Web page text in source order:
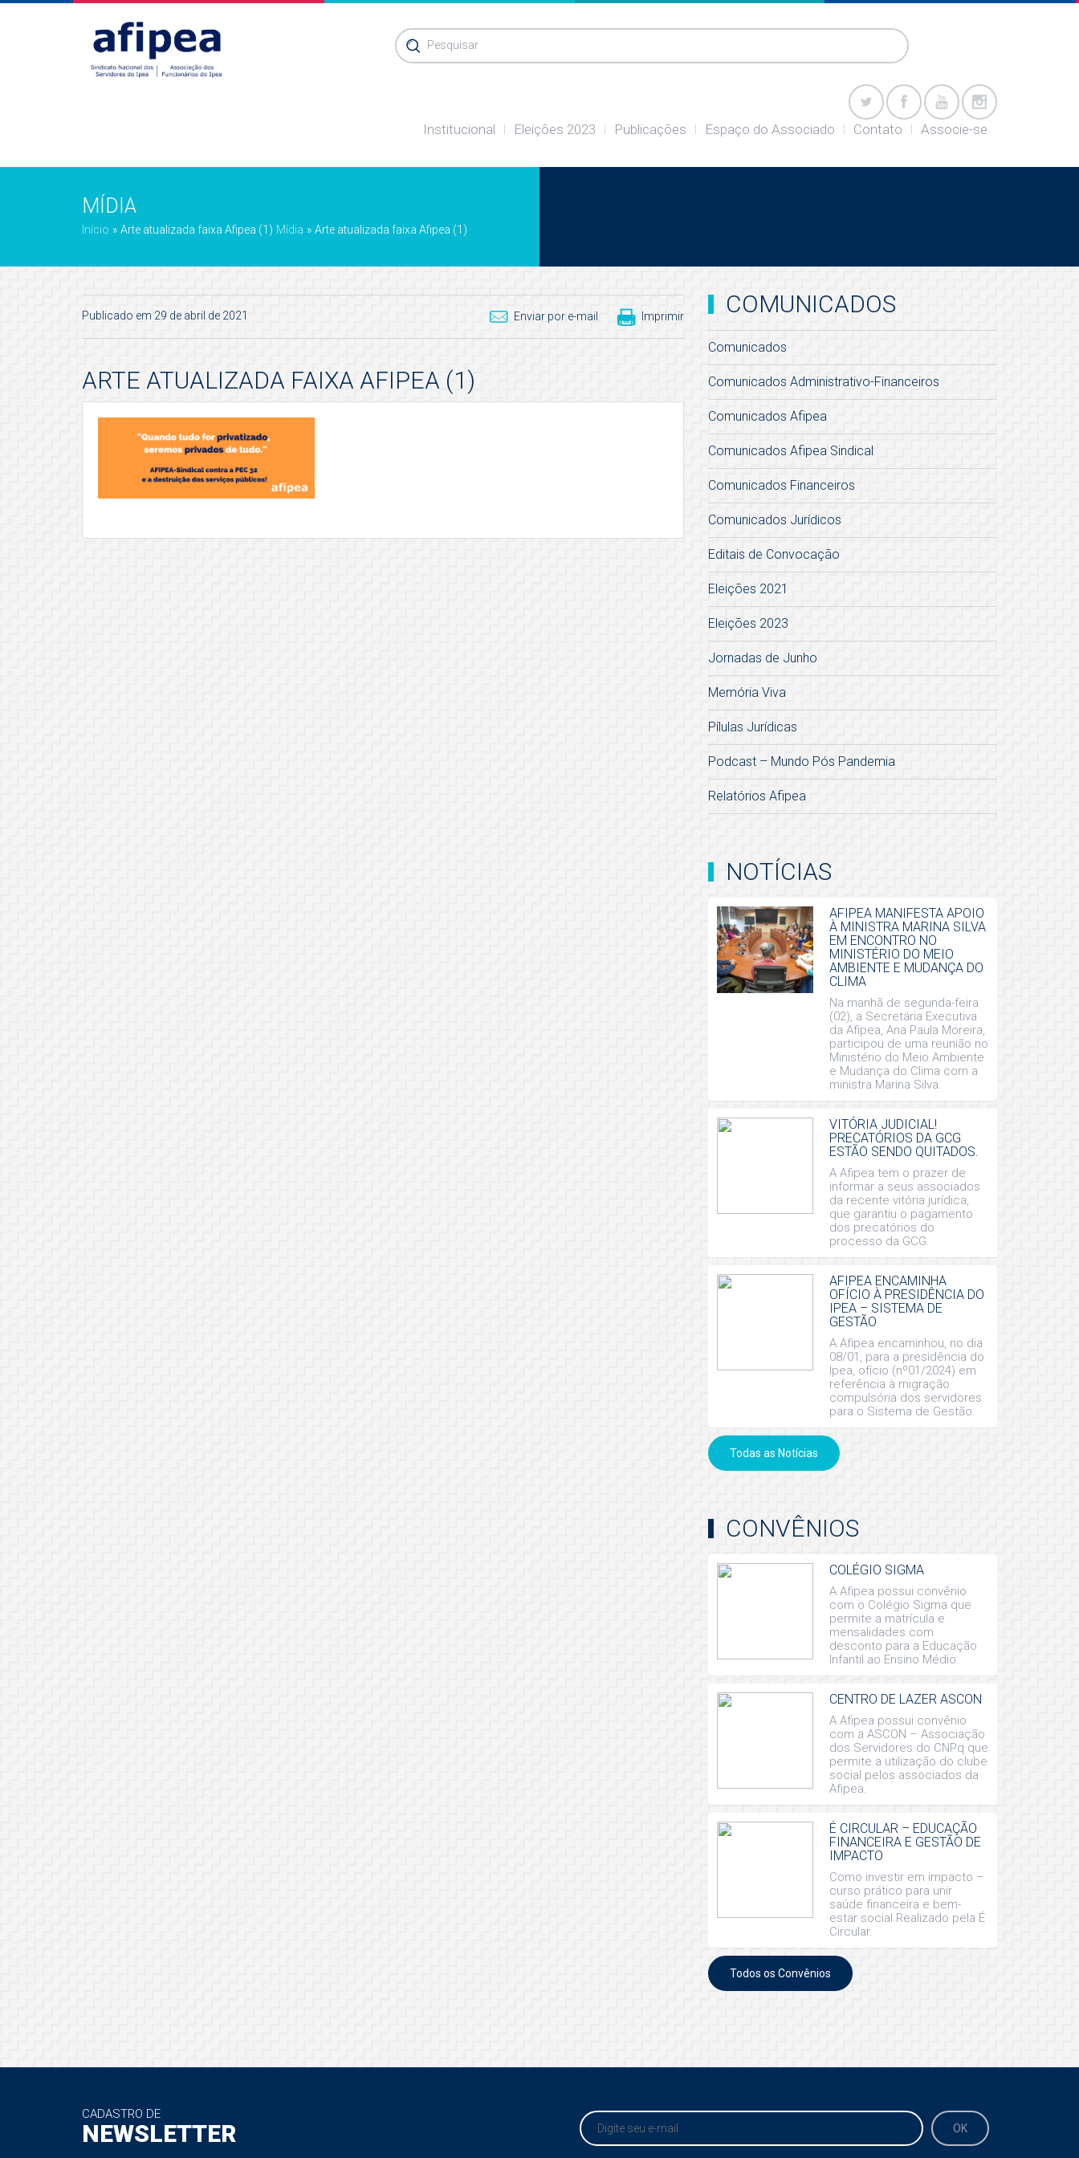
Pesquisar
Institucional Eleições 2023 Publicações Espaço do Associado Contato Associe-se
MÍDIA
Início » Arte atualizada faixa Afipea (1) Mídia » Arte atualizada faixa Afipea (1)
Publicado em 29 de abril de 2021 Enviar por e-mail Imprimir
ARTE ATUALIZADA FAIXA AFIPEA (1)
COMUNICADOS
Comunicados
Comunicados Administrativo-Financeiros
Comunicados Afipea
Comunicados Afipea Sindical
Comunicados Financeiros
Comunicados Jurídicos
Editais de Convocação
Eleições 2021
Eleições 2023
Jornadas de Junho
Memória Viva
Pílulas Jurídicas
Podcast – Mundo Pós Pandemia
Relatórios Afipea
NOTÍCIAS
AFIPEA MANIFESTA APOIO
À MINISTRA MARINA SILVA
EM ENCONTRO NO
MINISTÉRIO DO MEIO
AMBIENTE E MUDANÇA DO
CLIMA
Na manhã de segunda-feira
(02), a Secretária Executiva
da Afipea, Ana Paula Moreira,
participou de uma reunião no
Ministério do Meio Ambiente
e Mudança do Clima com a
ministra Marina Silva.
VITÓRIA JUDICIAL!
PRECATÓRIOS DA GCG
ESTÃO SENDO QUITADOS.
A Afipea tem o prazer de
informar a seus associados
da recente vitória jurídica,
que garantiu o pagamento
dos precatórios do
processo da GCG.
AFIPEA ENCAMINHA
OFÍCIO À PRESIDÊNCIA DO
IPEA – SISTEMA DE
GESTÃO
A Afipea encaminhou, no dia
08/01, para a presidência do
Ipea, ofício (nº01/2024) em
referência à migração
compulsória dos servidores
para o Sistema de Gestão.
Todas as Notícias
CONVÊNIOS
COLÉGIO SIGMA
A Afipea possui convênio
com o Colégio Sigma que
permite a matrícula e
mensalidades com
desconto para a Educação
Infantil ao Ensino Médio.
CENTRO DE LAZER ASCON
A Afipea possui convênio
com a ASCON – Associação
dos Servidores do CNPq que
permite a utilização do clube
social pelos associados da
Afipea.
É CIRCULAR – EDUCAÇÃO
FINANCEIRA E GESTÃO DE
IMPACTO
Como investir em impacto –
curso prático para unir
saúde financeira e bem-
estar social Realizado pela É
Circular.
Todos os Convênios
CADASTRO DE
NEWSLETTER